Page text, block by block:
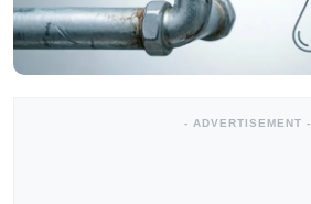
- ADVERTISEMENT -